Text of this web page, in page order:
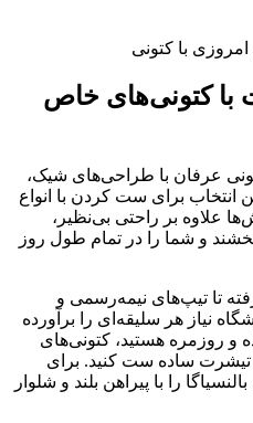
با کتونی‌های خاص
عرفان با طراحی‌های شیک،
انتخاب برای ست کردن با انواع
علاوه بر راحتی بی‌نظیر،
و شما را در تمام طول روز
تا تیپ‌های نیمه‌رسمی و
نیاز هر سلیقه‌ای را برآورده
و روزمره هستید، کتونی‌های
تیشرت ساده ست کنید. برای
را با پیراهن بلند و شلوار